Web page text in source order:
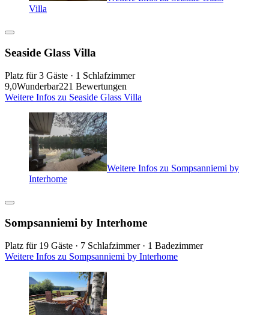
Villa
Seaside Glass Villa
Platz für 3 Gäste · 1 Schlafzimmer
9,0Wunderbar221 Bewertungen
Weitere Infos zu Seaside Glass Villa
Weitere Infos zu Sompsanniemi by
Interhome
Sompsanniemi by Interhome
Platz für 19 Gäste · 7 Schlafzimmer · 1 Badezimmer
Weitere Infos zu Sompsanniemi by Interhome